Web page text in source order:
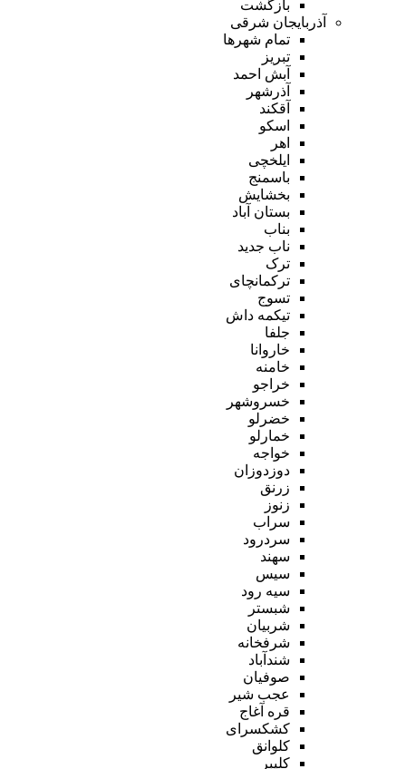
بازگشت
آذربایجان شرقی
تمام شهر‌ها
تبریز
آبش احمد
آذرشهر
آقکند
اسکو
اهر
ایلخچی
باسمنج
بخشایش
بستان آباد
بناب
ناب جدید
ترک
ترکمانچای
تسوج
تیکمه داش
جلفا
خاروانا
خامنه
خراجو
خسروشهر
خضرلو
خمارلو
خواجه
دوزدوزان
زرنق
زنوز
سراب
سردرود
سهند
سیس
سیه رود
شبستر
شربیان
شرفخانه
شندآباد
صوفیان
عجب شیر
قره آغاج
کشکسرای
کلوانق
کلیبر